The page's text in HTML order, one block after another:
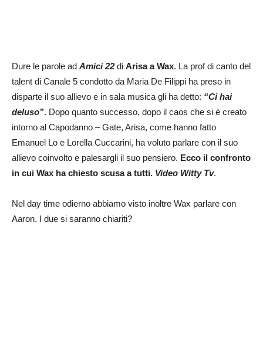
Dure le parole ad Amici 22di Arisa a Wax. La prof di canto del
talent di Canale 5 condotto da Maria De Filippi ha preso in
disparte il suo allievo e in sala musica gli ha detto: “Ci hai
deluso”. Dopo quanto successo, dopo il caos che si è creato
intorno al Capodanno – Gate, Arisa, come hanno fatto
Emanuel Lo e Lorella Cuccarini, ha voluto parlare con il suo
allievo coinvolto e palesargli il suo pensiero. Ecco il confronto
in cui Wax ha chiesto scusa a tutti. Video Witty Tv.
Nel day time odierno abbiamo visto inoltre Wax parlare con
Aaron. I due si saranno chiariti?